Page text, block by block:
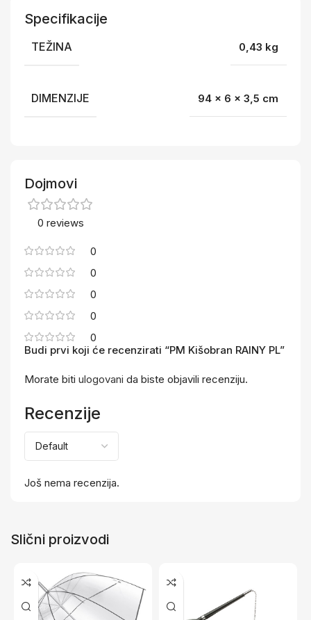
Specifikacije
TEŽINA 0,43 kg
DIMENZIJE 94 × 6 × 3,5 cm
Dojmovi
0 reviews
0
0
0
0
0
Recenzije
Još nema recenzija.
Budi prvi koji će recenzirati “PM Kišobran RAINY PL”
Morate biti ulogovani da biste objavili recenziju.
Slični proizvodi